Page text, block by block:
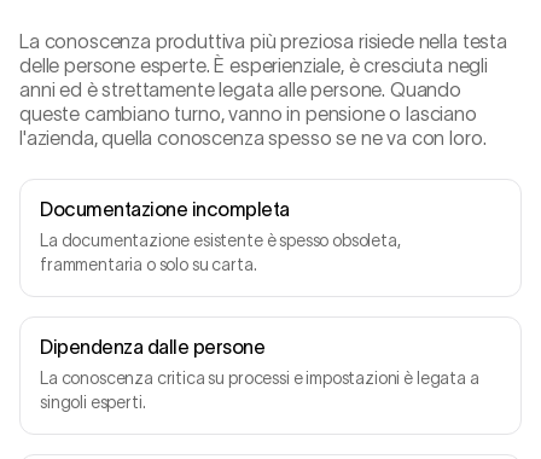
La conoscenza produttiva più preziosa risiede nella testa
delle persone esperte. È esperienziale, è cresciuta negli
anni ed è strettamente legata alle persone. Quando
queste cambiano turno, vanno in pensione o lasciano
l'azienda, quella conoscenza spesso se ne va con loro.
Documentazione incompleta
La documentazione esistente è spesso obsoleta,
frammentaria o solo su carta.
Dipendenza dalle persone
La conoscenza critica su processi e impostazioni è legata a
singoli esperti.